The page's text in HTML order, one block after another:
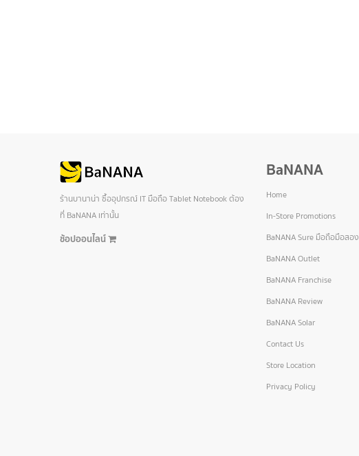
ร้านบานาน่า ซื้ออุปกรณ์ IT มือถือ Tablet Notebook ต้อง
ที่ BaNANA เท่านั้น
ช้อปออนไลน์
BaNANA
Home
In-Store Promotions
BaNANA Sure มือถือมือสอง
BaNANA Outlet
BaNANA Franchise
BaNANA Review
BaNANA Solar
Contact Us
Store Location
Privacy Policy